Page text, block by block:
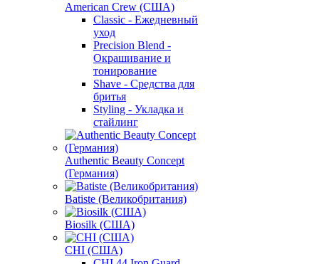
American Crew (США)
Classic - Ежедневный
уход
Precision Blend -
Окрашивание и
тонирование
Shave - Средства для
бритья
Styling - Укладка и
стайлинг
Authentic Beauty Concept
(Германия)
Batiste (Великобритания)
Biosilk (США)
CHI (США)